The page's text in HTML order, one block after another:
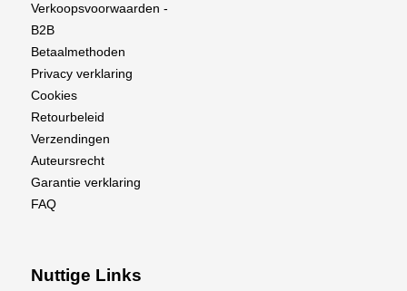
Verkoopsvoorwaarden -
B2B
Betaalmethoden
Privacy verklaring
Cookies
Retourbeleid
Verzendingen
Auteursrecht
Garantie verklaring
FAQ
Nuttige Links